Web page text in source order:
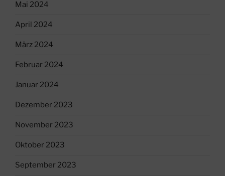
Mai 2024
April 2024
März 2024
Februar 2024
Januar 2024
Dezember 2023
November 2023
Oktober 2023
September 2023